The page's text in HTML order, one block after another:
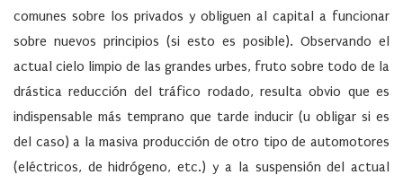
comunes sobre los privados y obliguen al capital a funcionar
sobre nuevos principios (si esto es posible). Observando el
actual cielo limpio de las grandes urbes, fruto sobre todo de la
drástica reducción del tráfico rodado, resulta obvio que es
indispensable más temprano que tarde inducir (u obligar si es
del caso) a la masiva producción de otro tipo de automotores
(eléctricos, de hidrógeno, etc.) y a la suspensión del actual